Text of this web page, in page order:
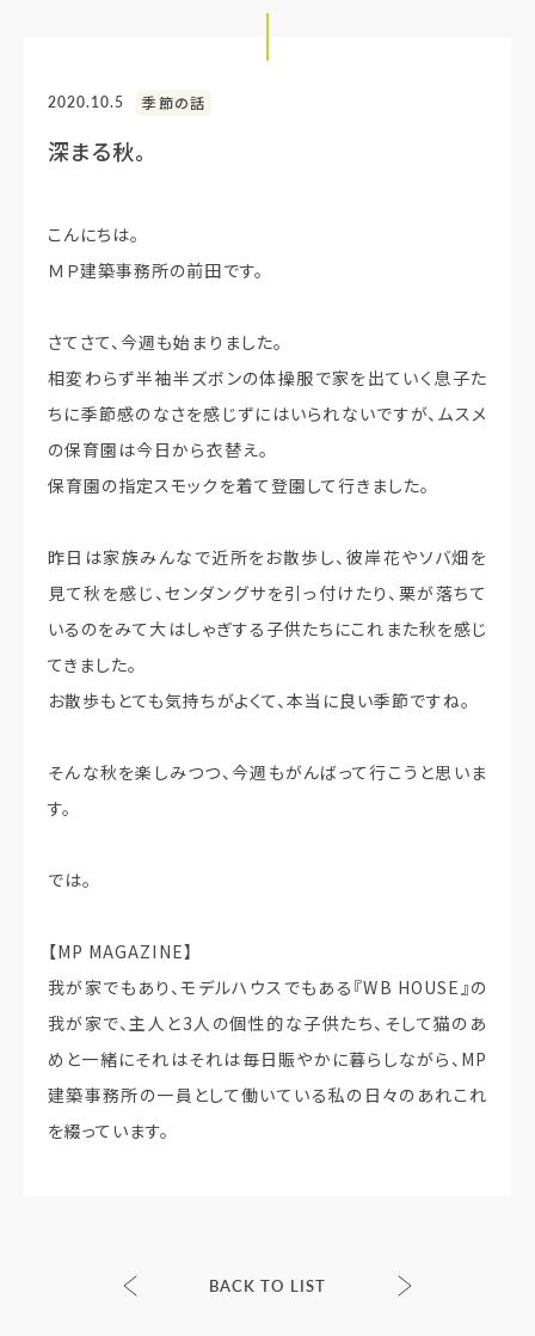
2020.10.5 季節の話
深まる秋。
こんにちは。
ＭＰ建築事務所の前田です。
さてさて、今週も始まりました。
相変わらず半袖半ズボンの体操服で家を出ていく息子た
ちに季節感のなさを感じずにはいられないですが、ムスメ
の保育園は今日から衣替え。
保育園の指定スモックを着て登園して行きました。
昨日は家族みんなで近所をお散歩し、彼岸花やソバ畑を
見て秋を感じ、センダングサを引っ付けたり、栗が落ちて
いるのをみて大はしゃぎする子供たちにこれまた秋を感じ
てきました。
お散歩もとても気持ちがよくて、本当に良い季節ですね。
そんな秋を楽しみつつ、今週もがんばって行こうと思いま
す。
では。
【MP MAGAZINE】
我が家でもあり、モデルハウスでもある『WB HOUSE』の
我が家で、主人と3人の個性的な子供たち、そして猫のあ
めと一緒にそれはそれは毎日賑やかに暮らしながら、MP
建築事務所の一員として働いている私の日々のあれこれ
を綴っています。
BACK TO LIST